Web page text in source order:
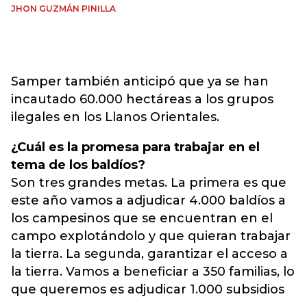
JHON GUZMÁN PINILLA
Samper también anticipó que ya se han
incautado 60.000 hectáreas a los grupos
ilegales en los Llanos Orientales.
¿Cuál es la promesa para trabajar en el
tema de los baldíos?
Son tres grandes metas. La primera es que
este año vamos a adjudicar 4.000 baldíos a
los campesinos que se encuentran en el
campo explotándolo y que quieran trabajar
la tierra. La segunda, garantizar el acceso a
la tierra. Vamos a beneficiar a 350 familias, lo
que queremos es adjudicar 1.000 subsidios